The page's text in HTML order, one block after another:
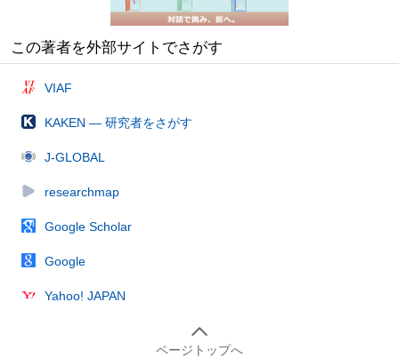
この著者を外部サイトでさがす
VIAF
KAKEN — 研究者をさがす
J-GLOBAL
researchmap
Google Scholar
Google
Yahoo! JAPAN
ページトップへ